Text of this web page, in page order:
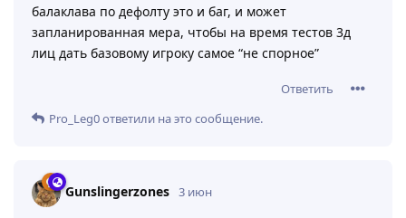
балаклава по дефолту это и баг, и может
запланированная мера, чтобы на время тестов 3д
лиц дать базовому игроку самое “не спорное”
Ответить
Pro_Leg0ответили на это сообщение.
Gunslingerzones 3 июн